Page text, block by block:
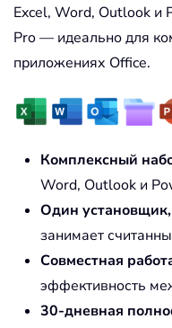
Excel, Word, Outlook и
Pro — идеально для
приложениях Office.
Комплексный
Word, Outlook и
Один
занимает
Совместная
эффективность
30-дневная